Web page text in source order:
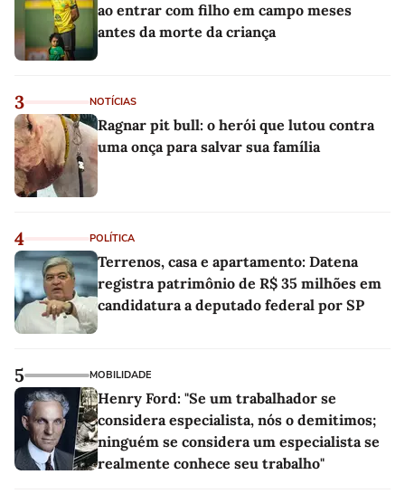
ao entrar com filho em campo meses
antes da morte da criança
3 NOTÍCIAS
Ragnar pit bull: o herói que lutou contra
uma onça para salvar sua família
4 POLÍTICA
Terrenos, casa e apartamento: Datena
registra patrimônio de R$ 35 milhões em
candidatura a deputado federal por SP
5 MOBILIDADE
Henry Ford: "Se um trabalhador se
considera especialista, nós o demitimos;
ninguém se considera um especialista se
realmente conhece seu trabalho"